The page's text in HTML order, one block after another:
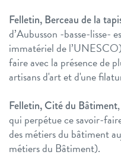
Felletin, Berceau de la
d’Aubusson -basse-lisse-
immatériel de
faire avec la présence de
artisans d'art et d'une
Felletin, Cité du Bâtiment
qui perpétue ce savoir-
des métiers du bâtiment
métiers du Bâtiment).